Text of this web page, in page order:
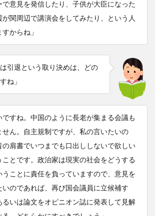
で意見を発信したり、子供が大臣になった
が関周辺で講演会をしてみたり
という人
からね」
引退という取り決めは、どの
ね」
ですね。中国のように長老が集まる会議も
せん。自主規制ですが、私の言いたいの
の肩書でいつまでも口出ししないで欲しい
ことです。政治家は現実の社会をどうする
うことに責任を負っていますので、意見を
いのであれば、再び国会議員に立候補す
るいは論文をオピニオン誌に発表して見解